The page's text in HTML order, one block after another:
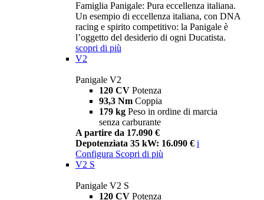
Famiglia Panigale: Pura eccellenza italiana.
Un esempio di eccellenza italiana, con DNA
racing e spirito competitivo: la Panigale è
l’oggetto del desiderio di ogni Ducatista.
scopri di più
V2
Panigale V2
120 CV Potenza
93,3 Nm Coppia
179 kg Peso in ordine di marcia
senza carburante
A partire da 17.090 €
Depotenziata 35 kW: 16.090 € i
Configura Scopri di più
V2 S
Panigale V2 S
120 CV Potenza